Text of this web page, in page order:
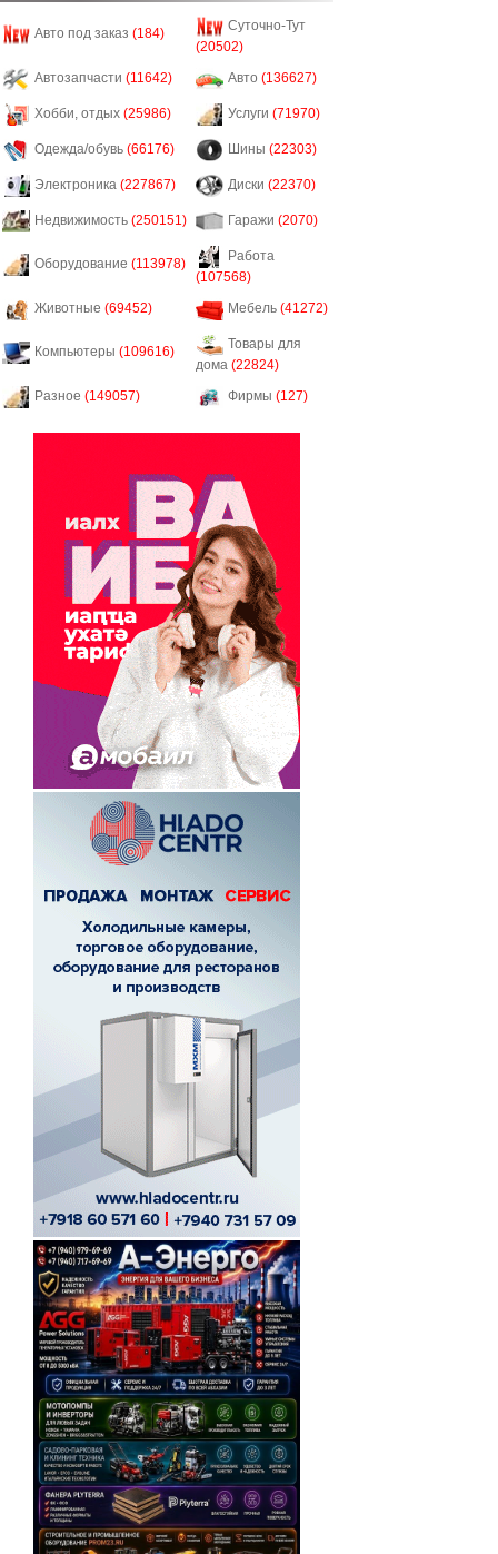
Авто под заказ (184)
Суточно-Тут
(20502)
Автозапчасти (11642) Авто (136627)
Хобби, отдых (25986) Услуги (71970)
Одежда/обувь (66176) Шины (22303)
Электроника (227867) Диски (22370)
Недвижимость (250151) Гаражи (2070)
Оборудование (113978)
Работа
(107568)
Животные (69452) Мебель (41272)
Компьютеры (109616)
Товары для
дома (22824)
Разное (149057) Фирмы (127)